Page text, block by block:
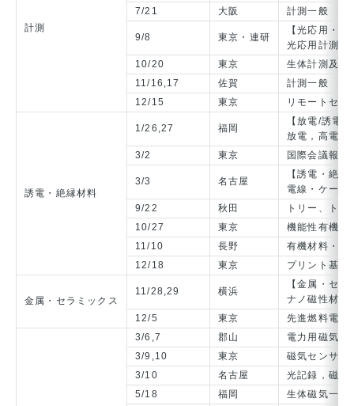
計測
7/21
大阪 計測一般
9/8 東京・連研
【光応用・
光応用計測
10/20
東京
生体計測及び
11/16,17
佐賀
計測一般
12/15
東京 リモートセン
誘電・絶縁材料
1/26,27 福岡
【放電/誘電
放電，高電圧
3/2
東京 国際会議報告
3/3 名古屋
【誘電・絶
電線・ケーブ
9/22
秋田
トリー、ト
10/27
東京
機能性有機薄
11/10
長野
有機材料・一
12/18
東京 プリント基板
金属・セラミックス
11/28,29 横浜
【金属・セ
ナノ磁性材料
12/5
東京 先進燃料電池
3/6,7 郡山
電力用磁気お
3/9,10
東京
磁気センサ・
3/10
名古屋
光記録，磁気
5/18
福岡
生体磁気一般